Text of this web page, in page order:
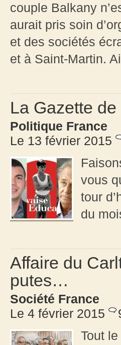
couple Balkany
aurait pris soin
et des sociétés
et à Saint-Martin.
La Gazette
Politique France
Le 13 février 2015
vous
tour
du
Affaire du
putes…
Société France
Le 4 février 2015
Tout